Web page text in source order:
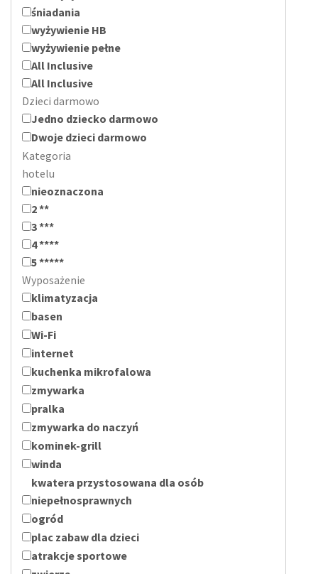
śniadania
wyżywienie HB
wyżywienie pełne
All Inclusive
All Inclusive
Dzieci darmowo
Jedno dziecko darmowo
Dwoje dzieci darmowo
Kategoria
hotelu
nieoznaczona
2 **
3 ***
4 ****
5 *****
Wyposażenie
klimatyzacja
basen
Wi-Fi
internet
kuchenka mikrofalowa
zmywarka
pralka
zmywarka do naczyń
kominek-grill
winda
kwatera przystosowana dla osób
niepełnosprawnych
ogród
plac zabaw dla dzieci
atrakcje sportowe